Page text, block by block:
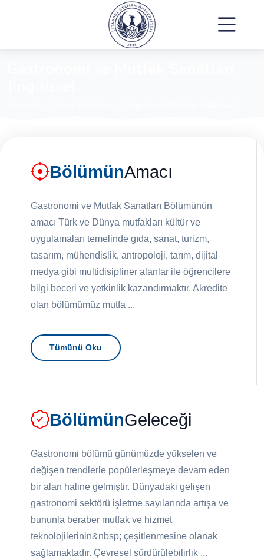
BölümünAmacı
Gastronomi ve Mutfak Sanatları Bölümünün
amacı Türk ve Dünya mutfakları kültür ve
uygulamaları temelinde gıda, sanat, turizm,
tasarım, mühendislik, antropoloji, tarım, dijital
medya gibi multidisipliner alanlar ile öğrencilere
bilgi beceri ve yetkinlik kazandırmaktır. Akredite
olan bölümümüz mutfa ...
Tümünü Oku
BölümünGeleceği
Gastronomi bölümü günümüzde yükselen ve
değişen trendlerle popülerleşmeye devam eden
bir alan haline gelmiştir. Dünyadaki gelişen
gastronomi sektörü işletme sayılarında artışa ve
bununla beraber mutfak ve hizmet
teknolojilerinin&nbsp; çeşitlenmesine olanak
sağlamaktadır. Çevresel sürdürülebilirlik ...